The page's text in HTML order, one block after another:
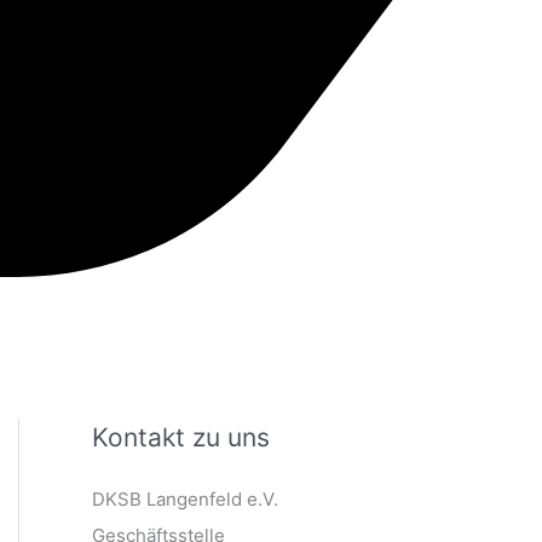
Kontakt zu uns
DKSB Langenfeld e.V.
Geschäftsstelle